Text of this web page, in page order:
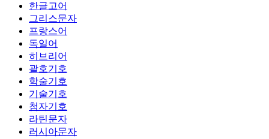
한글고어
그리스문자
프랑스어
독일어
히브리어
괄호기호
학술기호
기술기호
첨자기호
라틴문자
러시아문자